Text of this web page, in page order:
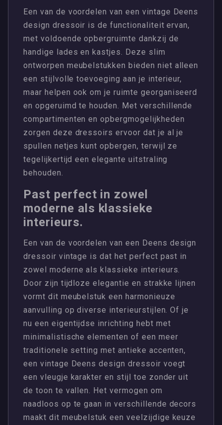
Een van de voordelen van een vintage Deens
design dressoir is de functionaliteit ervan,
met voldoende opbergruimte dankzij de
handige lades en kastjes. Deze slim
ontworpen meubelstukken bieden niet alleen
een stijlvolle toevoeging aan je interieur,
maar helpen ook om je ruimte georganiseerd
en opgeruimd te houden. Met verschillende
compartimenten en opbergmogelijkheden
zorgen deze dressoirs ervoor dat je al je
spullen netjes kunt opbergen, terwijl ze
tegelijkertijd een elegante uitstraling
behouden.
Past perfect in zowel
moderne als klassieke
interieurs.
Een van de voordelen van een Deens design
dressoir vintage is dat het perfect past in
zowel moderne als klassieke interieurs.
Door zijn tijdloze elegantie en strakke lijnen
vormt dit meubelstuk een harmonieuze
aanvulling op diverse interieurstijlen. Of je
nu een eigentijdse inrichting hebt met
minimalistische elementen of een meer
traditionele setting met antieke accenten,
een vintage Deens design dressoir voegt
een vleugje karakter en stijl toe zonder uit
de toon te vallen. Het vermogen om
naadloos op te gaan in verschillende decors
maakt dit meubelstuk een veelzijdige keuze